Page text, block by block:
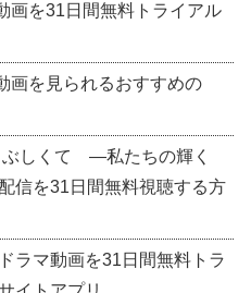
画を31日間無料トライアル
画を見られるおすすめの
ぶしくて ―私たちの輝く
信を31日間無料視聴する方
ラマ動画を31日間無料トラ